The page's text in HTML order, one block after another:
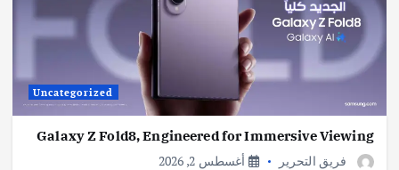
Uncategorized
Galaxy Z Fold8, Engineered for Immersive Viewing
فريق التحرير
أغسطس 2, 2026